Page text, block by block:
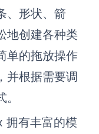
、形状、箭
地创建各种类
单的拖放操作
并根据需要调
拥有丰富的模